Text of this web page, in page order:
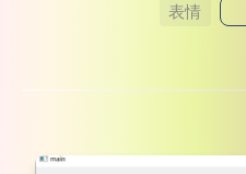
表情